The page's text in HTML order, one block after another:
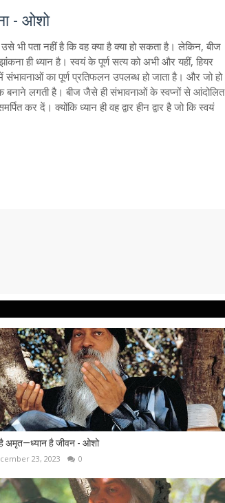
- ओशो
भी पता नहीं है कि वह क्या है क्या हो सकता है। लेकिन, बीज
ही ध्यान है। स्वयं के पूर्ण सत्य को अभी और यहीं, हियर
का पूर्ण प्रतिफलन उपलब्ध हो जाता है। और जो हो
बनाने लगती है। बीज जैसे ही संभावनाओं के स्वप्नों से आंदोलित
कर दें। क्योंकि ध्यान ही वह द्वार हीन द्वार है जो कि स्वयं
अमृत—ध्यान है जीवन - ओशो
23, 2023 0